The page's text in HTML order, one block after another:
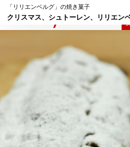
「リリエンベルグ」の焼き菓子
クリスマス、シュトーレン、リリエンベ